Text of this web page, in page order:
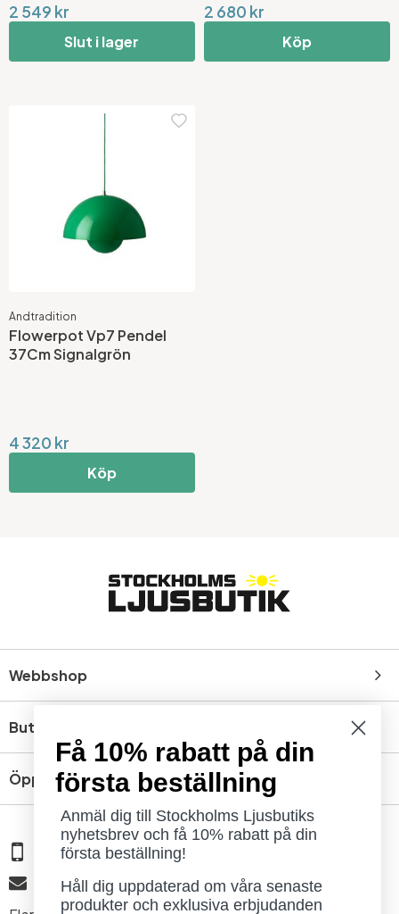
2 549 kr
Slut i lager
2 680 kr
Köp
Andtradition
Flowerpot Vp7 Pendel
37Cm Signalgrön
4 320 kr
Köp
Webbshop
Butik
Öppettider
08 - 654 29 00
info@ljusbutik.se
Få 10% rabatt på din
första beställning
Anmäl dig till Stockholms Ljusbutiks
nyhetsbrev och få 10% rabatt på din
första beställning!
Håll dig uppdaterad om våra senaste
produkter och exklusiva erbjudanden